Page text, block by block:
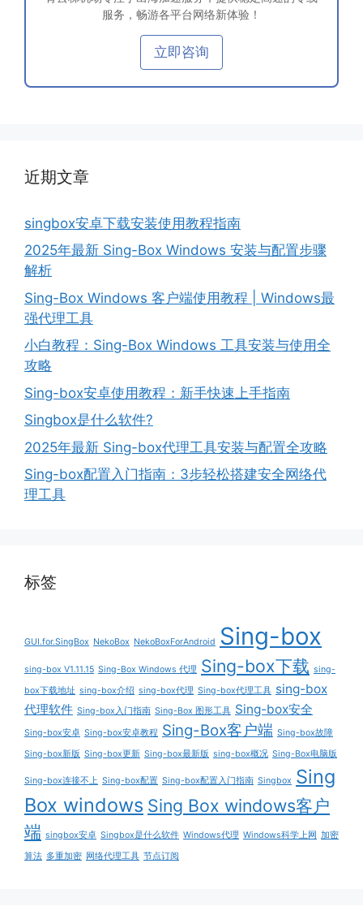
服务，畅游各平台网络新体验！
立即咨询
近期文章
singbox安卓下载安装使用教程指南
2025年最新 Sing-Box Windows 安装与配置步骤
解析
Sing-Box Windows 客户端使用教程 | Windows最
强代理工具
小白教程：Sing-Box Windows 工具安装与使用全
攻略
Sing-box安卓使用教程：新手快速上手指南
Singbox是什么软件?
2025年最新 Sing-box代理工具安装与配置全攻略
Sing-box配置入门指南：3步轻松搭建安全网络代
理工具
标签
GUI.for.SingBox NekoBox NekoBoxForAndroid Sing-box
sing-box V1.11.15 Sing-Box Windows 代理 Sing-box下载 sing-
box下载地址 sing-box介绍 sing-box代理 Sing-box代理工具 sing-box
代理软件 Sing-box入门指南 Sing-Box 图形工具 Sing-box安全
Sing-box安卓 Sing-box安卓教程 Sing-Box客户端 Sing-box故障
Sing-box新版 Sing-box更新 Sing-box最新版 sing-box概况 Sing-Box电脑版
Sing-box连接不上 Sing-box配置 Sing-box配置入门指南 Singbox Sing
Box windows Sing Box windows客户
端 singbox安卓 Singbox是什么软件 Windows代理 Windows科学上网 加密
算法 多重加密 网络代理工具 节点订阅